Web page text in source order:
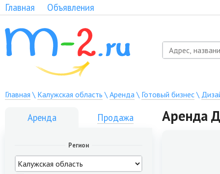
Главная Объявления
Главная \ Калужская область \ Аренда\ Готовый бизнес\
Аренда Продажа
Регион
Аренда